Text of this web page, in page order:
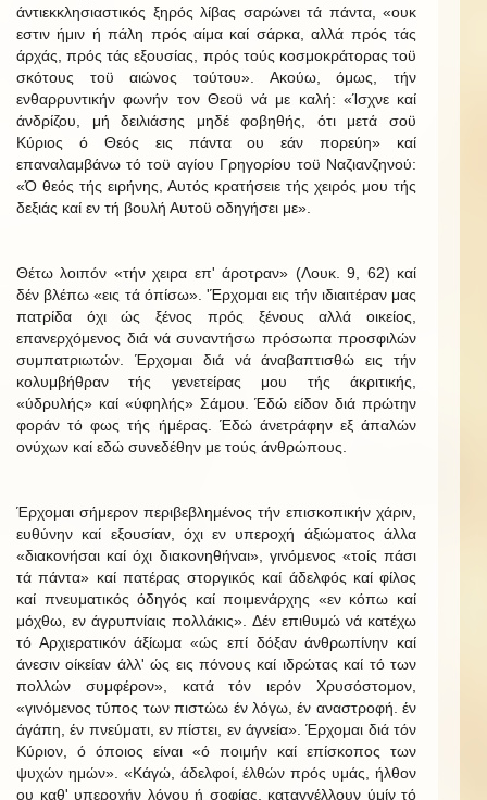
άντιεκκλησιαστικός ξηρός λίβας σαρώνει τά πάντα, «ουκ
εστιν ήμιν ή πάλη πρός αίμα καί σάρκα, αλλά πρός τάς
άρχάς, πρός τάς εξουσίας, πρός τούς κοσμοκράτορας τοϋ
σκότους τοϋ αιώνος τούτου». Ακούω, όμως, τήν
ενθαρρυντικήν φωνήν τον Θεοϋ νά με καλή: «Ίσχνε καί
άνδρίζου, μή δειλιάσης μηδέ φοβηθής, ότι μετά σοϋ
Κύριος ό Θεός εις πάντα ου εάν πορεύη» καί
επαναλαμβάνω τό τοϋ αγίου Γρηγορίου τοϋ Ναζιανζηνού:
«Ό θεός τής ειρήνης, Αυτός κρατήσειε τής χειρός μου τής
δεξιάς καί εν τή βουλή Αυτοϋ οδηγήσει με».
Θέτω λοιπόν «τήν χειρα επ' άροτραν» (Λουκ. 9, 62) καί
δέν βλέπω «εις τά όπίσω». 'Έρχομαι εις τήν ιδιαιτέραν μας
πατρίδα όχι ώς ξένος πρός ξένους αλλά οικείος,
επανερχόμενος διά νά συναντήσω πρόσωπα προσφιλών
συμπατριωτών. Έρχομαι διά νά άναβαπτισθώ εις τήν
κολυμβήθραν τής γενετείρας μου τής άκριτικής,
«ύδρυλής» καί «ύφηλής» Σάμου. Έδώ είδον διά πρώτην
φοράν τό φως τής ήμέρας. Έδώ άνετράφην εξ άπαλών
ονύχων καί εδώ συνεδέθην με τούς άνθρώπους.
Έρχομαι σήμερον περιβεβλημένος τήν επισκοπικήν χάριν,
ευθύνην καί εξουσίαν, όχι εν υπεροχή άξιώματος άλλα
«διακονήσαι καί όχι διακονηθήναι», γινόμενος «τοίς πάσι
τά πάντα» καί πατέρας στοργικός καί άδελφός καί φίλος
καί πνευματικός όδηγός καί ποιμενάρχης «εν κόπω καί
μόχθω, εν άγρυπνίαις πολλάκις». Δέν επιθυμώ νά κατέχω
τό Αρχιερατικόν άξίωμα «ώς επί δόξαν άνθρωπίνην καί
άνεσιν οίκείαν άλλ' ώς εις πόνους καί ιδρώτας καί τό των
πολλών συμφέρον», κατά τόν ιερόν Χρυσόστομον,
«γινόμενος τύπος των πιστώω έν λόγω, έν αναστροφή. έν
άγάπη, έν πνεύματι, εν πίστει, εν άγνεία». Έρχομαι διά τόν
Κύριον, ό όποιος είναι «ό ποιμήν καί επίσκοπος των
ψυχών ημών». «Κάγώ, άδελφοί, έλθών πρός υμάς, ήλθον
ου καθ' υπεροχήν λόγου ή σοφίας, καταγγέλλουν ύμίν τό